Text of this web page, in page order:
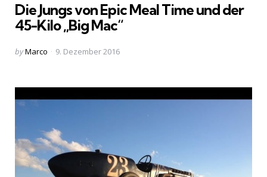
Die Jungs von Epic Meal Time und der
45-Kilo „Big Mac“
Posted
byMarco 9. Dezember 2016